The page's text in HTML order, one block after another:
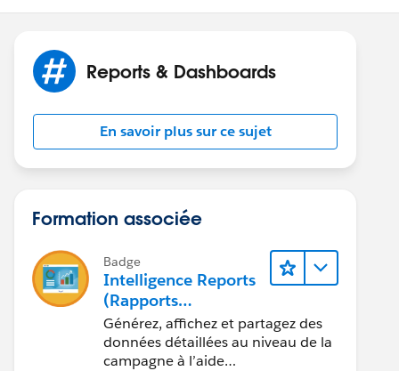
Reports & Dashboards
En savoir plus sur ce sujet
Formation associée
Badge
Intelligence Reports
(Rapports
Intelligence) pour
Engagement
Générez, affichez et partagez des
données détaillées au niveau de la
campagne à l’aide